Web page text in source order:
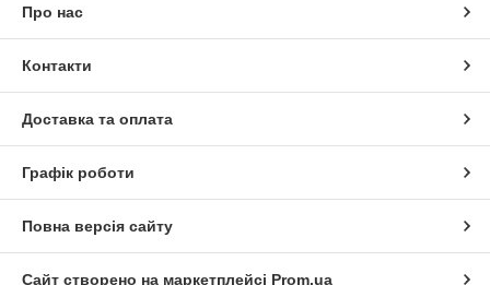
Про нас
Контакти
Доставка та оплата
Графік роботи
Повна версія сайту
Сайт створено на маркетплейсі Prom.ua